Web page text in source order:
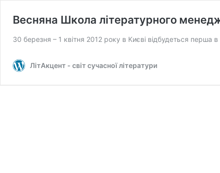
Весняна Школа літературного
30 березня – 1 квітня 2012 року в Києві відбудеться перша
ЛітАкцент - світ сучасної літератури